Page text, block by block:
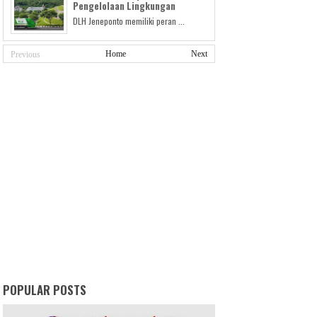
Pengelolaan Lingkungan
DLH Jeneponto memiliki peran ...
Previous Next
Home
POPULAR POSTS